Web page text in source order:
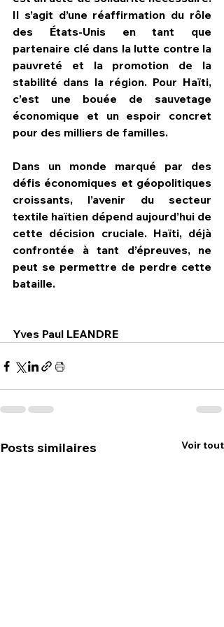
Il s’agit d’une réaffirmation du rôle
des États-Unis en tant que
partenaire clé dans la lutte contre la
pauvreté et la promotion de la
stabilité dans la région. Pour Haïti,
c’est une bouée de sauvetage
économique et un espoir concret
pour des milliers de familles.
Dans un monde marqué par des
défis économiques et géopolitiques
croissants, l’avenir du secteur
textile haïtien dépend aujourd’hui de
cette décision cruciale. Haïti, déjà
confrontée à tant d’épreuves, ne
peut se permettre de perdre cette
bataille.
Yves Paul LEANDRE
Posts similaires Voir tout